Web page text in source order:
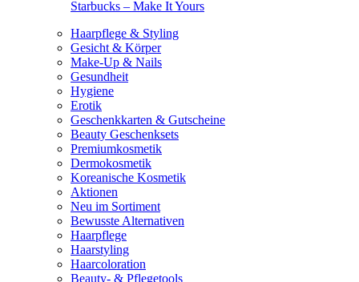
Starbucks – Make It Yours
Haarpflege & Styling
Gesicht & Körper
Make-Up & Nails
Gesundheit
Hygiene
Erotik
Geschenkkarten & Gutscheine
Beauty Geschenksets
Premiumkosmetik
Dermokosmetik
Koreanische Kosmetik
Aktionen
Neu im Sortiment
Bewusste Alternativen
Haarpflege
Haarstyling
Haarcoloration
Beauty- & Pflegetools